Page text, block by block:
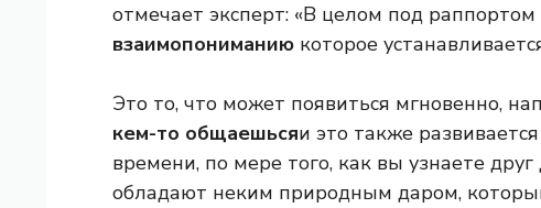
отмечает эксперт: «В целом под
взаимопониманию которое
Это то, что может появиться мгновенно,
кем-то общаешьсяи это также
времени, по мере того, как вы узнаете
обладают неким природным даром,